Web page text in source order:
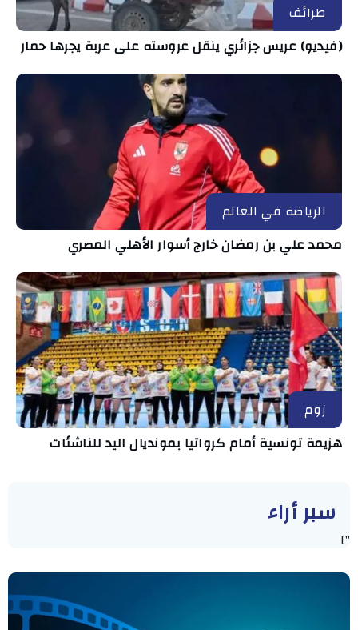
طرائف
(فيديو) عريس جزائري ينقل عروسته على عربة يجرها حمار
الرياضة في العالم
محمد علي بن رمضان خارج أسوار الأهلي المصري
زوم
هزيمة تونسية أمام كرواتيا بمونديال اليد للناشئات
سبر أراء
"]